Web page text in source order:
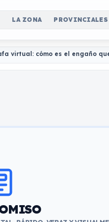
LA ZONA PROVINCIALES
virtual: cómo es el engaño